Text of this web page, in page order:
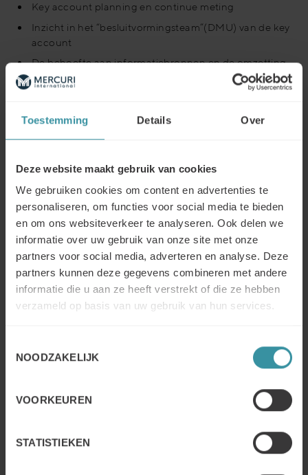
Toestemming Details Over
Deze website maakt gebruik van cookies
We gebruiken cookies om content en advertenties te
personaliseren, om functies voor social media te bieden
en om ons websiteverkeer te analyseren. Ook delen we
informatie over uw gebruik van onze site met onze
partners voor social media, adverteren en analyse. Deze
partners kunnen deze gegevens combineren met andere
informatie die u aan ze heeft verstrekt of die ze hebben
verzameld op basis van uw gebruik van hun services.
NOODZAKELIJK
VOORKEUREN
STATISTIEKEN
Key account planning en continue meting
Inzicht in het “besluitvormingsteam”(DMU) van de key
account
De behoefte aan informatiebronnen en de omzetting
daarvan in
Onze robuuste, uitgebreide en zeer commerciële model
richt zich op business-to-business key account
management in nationale, internationale en wereldwijde
contexten, voor kleine, middelgrote en grote
organisaties.
Training voor management
Doel van deze training is om de Strategische Manager
mee te nemen in zijn rol en verantwoordelijkheid om
professioneel Key Account Management in de
Onderwerpen die aan bod komen:
Key/Strategische Accounts.